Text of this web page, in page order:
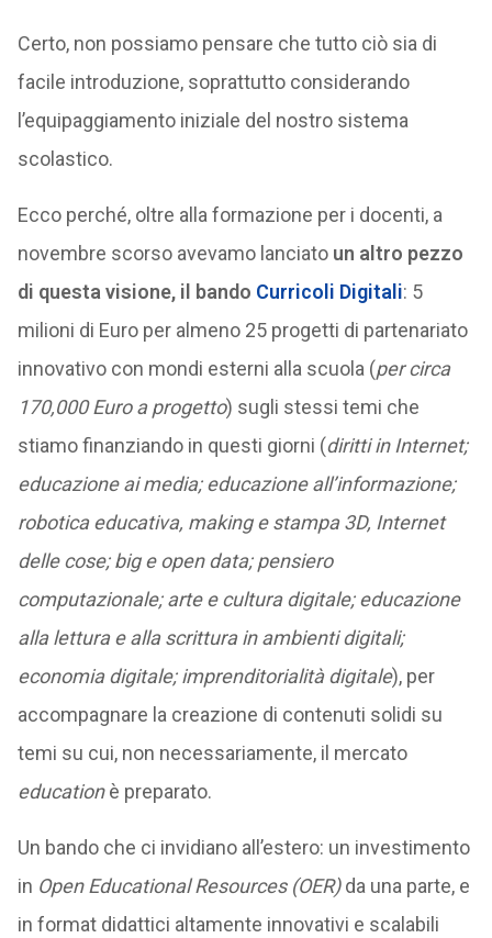
Certo, non possiamo pensare che tutto ciò sia di
facile introduzione, soprattutto considerando
l’equipaggiamento iniziale del nostro sistema
scolastico.
Ecco perché, oltre alla formazione per i docenti, a
novembre scorso avevamo lanciato un altro pezzo
di questa visione, il
bando Curricoli Digitali: 5
milioni di Euro per almeno 25 progetti di partenariato
innovativo con mondi esterni alla scuola (per circa
170,000 Euro a progetto) sugli stessi temi che
stiamo finanziando in questi giorni (diritti in Internet;
educazione ai media; educazione all’informazione;
robotica educativa, making e stampa 3D, Internet
delle cose; big e open data; pensiero
computazionale; arte e cultura digitale; educazione
alla lettura e alla scrittura in ambienti digitali;
economia digitale; imprenditorialità digitale), per
accompagnare la creazione di contenuti solidi su
temi su cui, non necessariamente, il mercato
educationè preparato.
Un bando che ci invidiano all’estero: un investimento
in Open Educational Resources (OER)da una parte, e
in format didattici altamente innovativi e scalabili